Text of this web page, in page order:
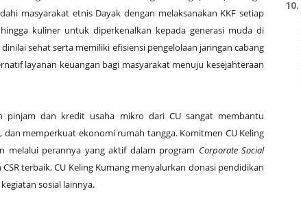
masyarakat etnis Dayak dengan melaksanakan KKF setiap
kuliner untuk diperkenalkan kepada generasi muda di
sehat serta memiliki efisiensi pengelolaan jaringan cabang
layanan keuangan bagi masyarakat menuju kesejahteraan
pinjam dan kredit usaha mikro dari CU sangat membantu
memperkuat ekonomi rumah tangga. Komitmen CU Keling
melalui perannya yang aktif dalam program Corporate Social
terbaik, CU Keling Kumang menyalurkan donasi pendidikan
sosial lainnya.